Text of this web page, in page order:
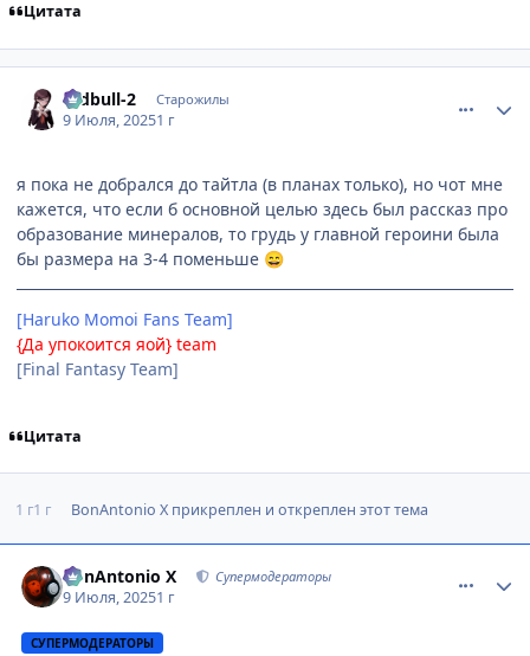
Цитата
redbull-2 Старожилы
9 Июля, 20251 г
я пока не добрался до тайтла (в планах только), но чот мне
кажется, что если б основной целью здесь был рассказ про
образование минералов, то грудь у главной героини была
бы размера на 3-4 поменьше 😄
[Haruko Momoi Fans Team]
{Да упокоится яой} team
[Final Fantasy Team]
Цитата
1 г1 г BonAntonio Xприкреплен и откреплен этот тема
BonAntonio X Супермодераторы
9 Июля, 20251 г
СУПЕРМОДЕРАТОРЫ